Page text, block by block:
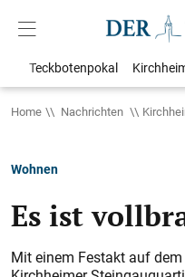
Teckbotenpokal
Home Nachrichten
Wohnen
Es ist
Mit einem Festakt auf